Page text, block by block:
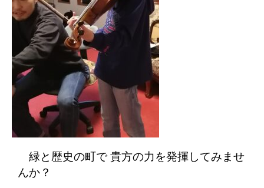
緑と歴史の町で 貴方の力を発揮してみませ
んか？